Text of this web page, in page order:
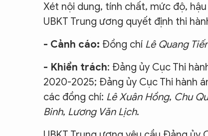
Xét nội dung, tính chất, mức độ,
UBKT Trung ương quyết định thi
- Cảnh cáo: Đồng chí Lê Quang
- Khiển trách: Đảng ủy Cục Thi
2020-2025; Đảng ủy Cục Thi hành
các đồng chí: Lê Xuân Hồng, Chu
Binh, Lương Văn Lịch.